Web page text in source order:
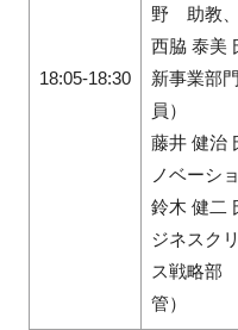
18:05-18:30
野 助教、
西脇 泰美
新事業部
員）
藤井 健治
ノベーシ
鈴木 健二
ジネスク
ス戦略部
管）